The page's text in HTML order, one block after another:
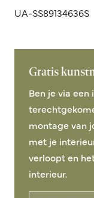
UA-SS89134636S
Gratis
Ben je via
montage van
met je
verloopt en
interieur.